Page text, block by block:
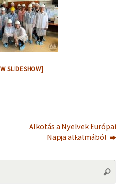
SLIDESHOW]
Alkotás a Nyelvek Európai
Napja alkalmából